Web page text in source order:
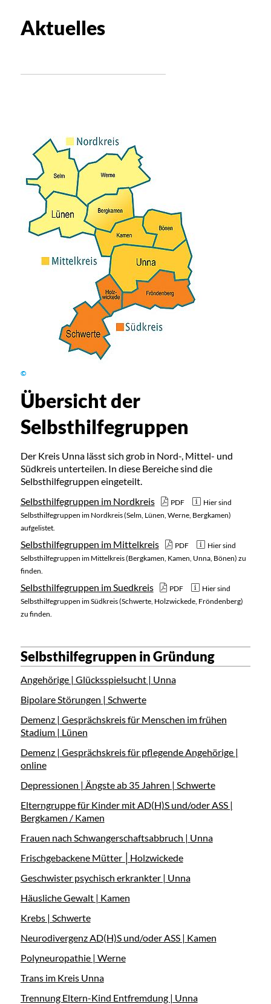
Aktuelles
©
Übersicht der
Selbsthilfegruppen
Der Kreis Unna lässt sich grob in Nord-, Mittel- und
Südkreis unterteilen. In diese Bereiche sind die
Selbsthilfegruppen eingeteilt.
Selbsthilfegruppen im Nordkreis
PDF
Hier sind
Selbsthilfegruppen im Nordkreis (Selm, Lünen, Werne, Bergkamen)
aufgelistet.
Selbsthilfegruppen im Mittelkreis PDF
Hier sind
Selbsthilfegruppen im Mittelkreis (Bergkamen, Kamen, Unna, Bönen) zu
finden.
Selbsthilfegruppen im Suedkreis PDF
Hier sind
Selbsthilfegruppen im Südkreis (Schwerte, Holzwickede, Fröndenberg)
zu finden.
Selbsthilfegruppen in Gründung
Angehörige | Glücksspielsucht | Unna
Bipolare Störungen | Schwerte
Demenz | Gesprächskreis für Menschen im frühen
Stadium | Lünen
Demenz | Gesprächskreis für pflegende Angehörige |
online
Depressionen | Ängste ab 35 Jahren | Schwerte
Elterngruppe für Kinder mit AD(H)S und/oder ASS |
Bergkamen / Kamen
Frauen nach Schwangerschaftsabbruch | Unna
Frischgebackene Mütter │Holzwickede
Geschwister psychisch erkrankter | Unna
Häusliche Gewalt | Kamen
Krebs | Schwerte
Neurodivergenz AD(H)S und/oder ASS | Kamen
Polyneuropathie | Werne
Trans im Kreis Unna
Trennung Eltern-Kind Entfremdung | Unna